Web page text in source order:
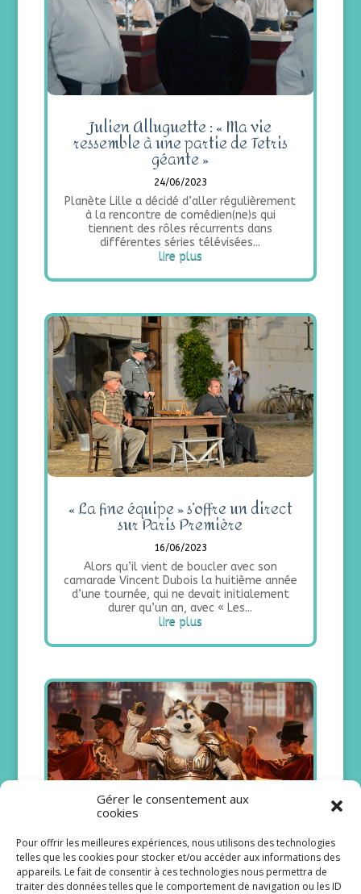
Gérer le consentement aux
cookies
Pour offrir les meilleures expériences, nous utilisons des technologies
telles que les cookies pour stocker et/ou accéder aux informations des
appareils. Le fait de consentir à ces technologies nous permettra de
traiter des données telles que le comportement de navigation ou les ID
Julien Alluguette : « Ma vie
ressemble à une partie de Tetris
géante »
24/06/2023
Planète Lille a décidé d’aller régulièrement
à la rencontre de comédien(ne)s qui
tiennent des rôles récurrents dans
différentes séries télévisées...
lire plus
« La fine équipe » s’offre un direct
sur Paris Première
16/06/2023
Alors qu’il vient de boucler avec son
camarade Vincent Dubois la huitième année
d’une tournée, qui ne devait initialement
durer qu’un an, avec « Les...
lire plus
Mask singer : le husky est le grand
vainqueur de la saison 5